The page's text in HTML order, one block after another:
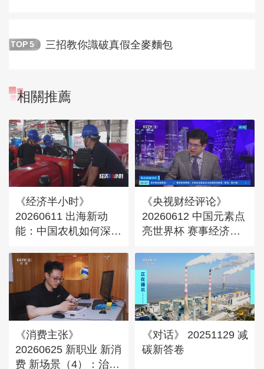
TOP 5 三招教你識破真假全麥麵包
相關推薦
《经济半小时》
20260611 出海新动
能：中国农机如何深耕
《央视财经评论》
20260612 中国元素点
亮世界杯 赛事经济
《消费主张》
20260625 新职业 新消
费 新场景（4）：治未
《对话》 20251129 减
碳新答卷